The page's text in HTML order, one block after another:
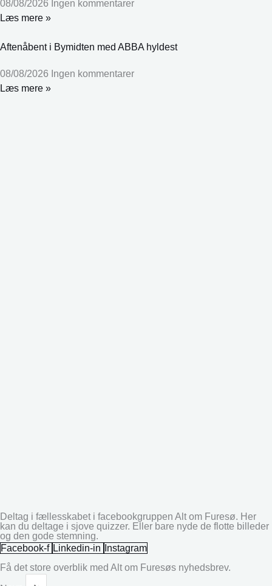
08/08/2026 Ingen kommentarer
Læs mere »
Aftenåbent i Bymidten med ABBA hyldest
08/08/2026 Ingen kommentarer
Læs mere »
Deltag i fællesskabet i facebookgruppen Alt om Furesø. Her
kan du deltage i sjove quizzer. Eller bare nyde de flotte billeder
og den gode stemning.
Facebook-f Linkedin-in
Instagram
Få det store overblik med Alt om Furesøs nyhedsbrev.